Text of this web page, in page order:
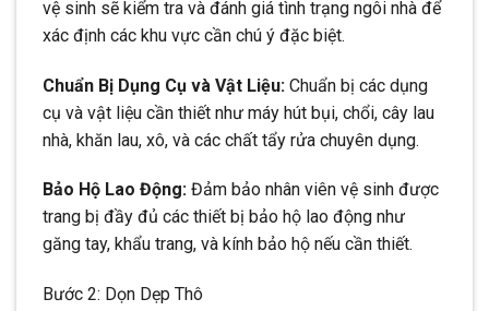
vệ sinh sẽ kiểm tra và đánh giá tình trạng ngôi nhà để
xác định các khu vực cần chú ý đặc biệt.
Chuẩn Bị Dụng Cụ và Vật Liệu: Chuẩn bị các dụng
cụ và vật liệu cần thiết như máy hút bụi, chổi, cây lau
nhà, khăn lau, xô, và các chất tẩy rửa chuyên dụng.
Bảo Hộ Lao Động: Đảm bảo nhân viên vệ sinh được
trang bị đầy đủ các thiết bị bảo hộ lao động như
găng tay, khẩu trang, và kính bảo hộ nếu cần thiết.
Bước 2: Dọn Dẹp Thô